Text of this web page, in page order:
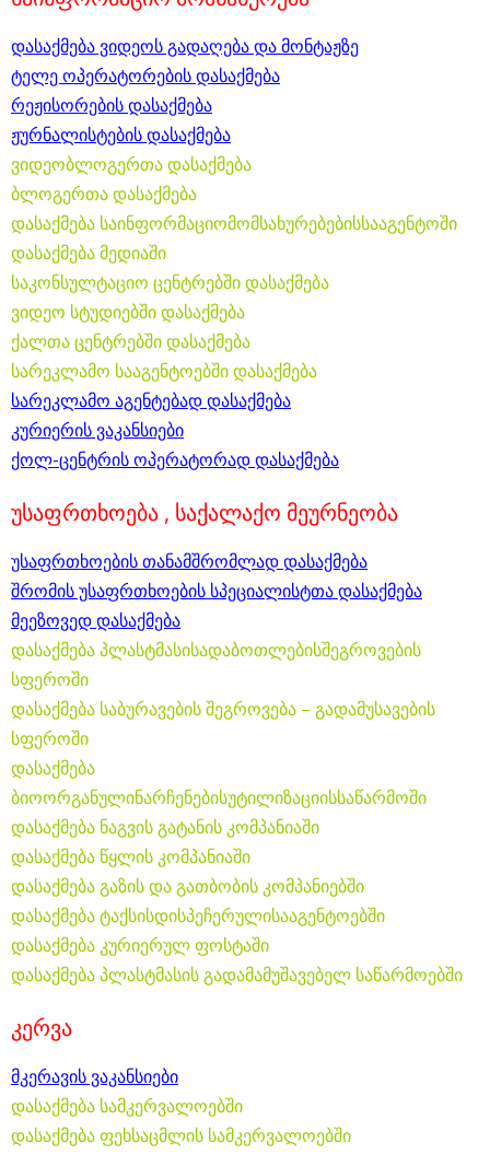
დასაქმება ვიდეოს გადაღება და მონტაჟზე
ტელე ოპერატორების დასაქმება
რეჟისორების დასაქმება
ჟურნალისტების დასაქმება
ვიდეობლოგერთა დასაქმება
ბლოგერთა დასაქმება
დასაქმება საინფორმაციომომსახურებებისსააგენტოში
დასაქმება მედიაში
საკონსულტაციო ცენტრებში დასაქმება
ვიდეო სტუდიებში დასაქმება
ქალთა ცენტრებში დასაქმება
სარეკლამო სააგენტოებში დასაქმება
სარეკლამო აგენტებად დასაქმება
კურიერის ვაკანსიები
ქოლ-ცენტრის ოპერატორად დასაქმება
უსაფრთხოება , საქალაქო მეურნეობა
უსაფრთხოების თანამშრომლად დასაქმება
შრომის უსაფრთხოების სპეციალისტთა დასაქმება
მეეზოვედ დასაქმება
დასაქმება პლასტმასისადაბოთლებისშეგროვების
სფეროში
დასაქმება საბურავების შეგროვება – გადამუსავების
სფეროში
დასაქმება
ბიოორგანულინარჩენებისუტილიზაციისსაწარმოში
დასაქმება ნაგვის გატანის კომპანიაში
დასაქმება წყლის კომპანიაში
დასაქმება გაზის და გათბობის კომპანიებში
დასაქმება ტაქსისდისპეჩერულისააგენტოებში
დასაქმება კურიერულ ფოსტაში
დასაქმება პლასტმასის გადამამუშავებელ საწარმოებში
კერვა
მკერავის ვაკანსიები
დასაქმება სამკერვალოებში
დასაქმება ფეხსაცმლის სამკერვალოებში